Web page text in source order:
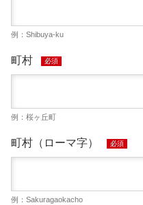
例：Shibuya-ku
町村 必須
例：桜ヶ丘町
町村（ローマ字） 必須
例：Sakuragaokacho